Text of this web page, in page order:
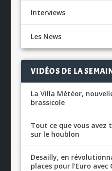
Interviews
Les News
VIDÉOS DE LA
La Villa Météor,
brassicole
Tout ce que vous avez
sur le houblon
Desailly, en
places pour l’Euro avec